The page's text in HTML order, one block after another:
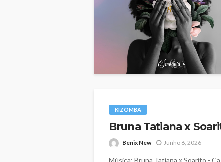
KIZOMBA
Bruna Tatiana x
Benix New Junho 6, 2026
Música: Bruna Tatiana x Soarito -